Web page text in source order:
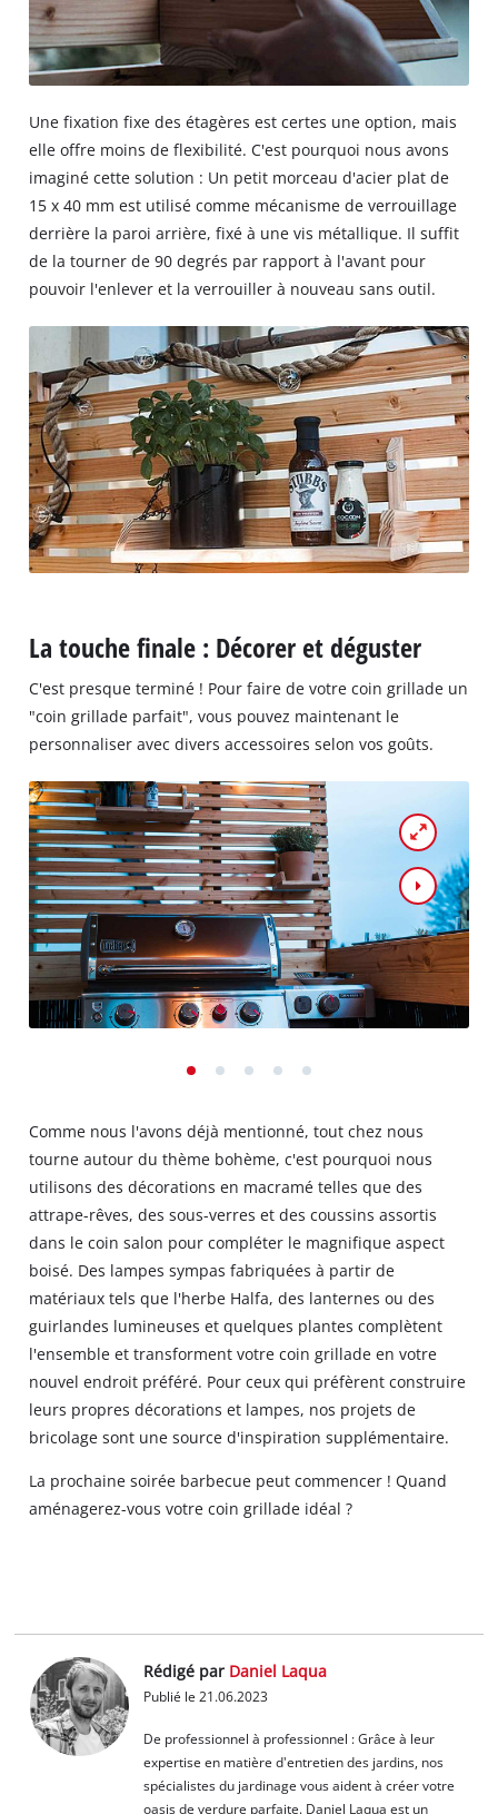
Une fixation fixe des étagères est certes une option, mais
elle offre moins de flexibilité. C'est pourquoi nous avons
imaginé cette solution : Un petit morceau d'acier plat de
15 x 40 mm est utilisé comme mécanisme de verrouillage
derrière la paroi arrière, fixé à une vis métallique. Il suffit
de la tourner de 90 degrés par rapport à l'avant pour
pouvoir l'enlever et la verrouiller à nouveau sans outil.
La touche finale : Décorer et déguster
C'est presque terminé ! Pour faire de votre coin grillade un
"coin grillade parfait", vous pouvez maintenant le
personnaliser avec divers accessoires selon vos goûts.
Comme nous l'avons déjà mentionné, tout chez nous
tourne autour du thème bohème, c'est pourquoi nous
utilisons des décorations en macramé telles que des
attrape-rêves, des sous-verres et des coussins assortis
dans le coin salon pour compléter le magnifique aspect
boisé. Des lampes sympas fabriquées à partir de
matériaux tels que l'herbe Halfa, des lanternes ou des
guirlandes lumineuses et quelques plantes complètent
l'ensemble et transforment votre coin grillade en votre
nouvel endroit préféré. Pour ceux qui préfèrent construire
leurs propres décorations et lampes, nos projets de
bricolage sont une source d'inspiration supplémentaire.
La prochaine soirée barbecue peut commencer ! Quand
aménagerez-vous votre coin grillade idéal ?
Rédigé par Daniel Laqua
Publié le 21.06.2023
De professionnel à professionnel : Grâce à leur
expertise en matière d'entretien des jardins, nos
spécialistes du jardinage vous aident à créer votre
oasis de verdure parfaite. Daniel Laqua est un